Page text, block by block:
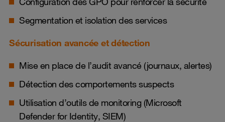
Segmentation et isolation des services
Sécurisation avancée et détection
Mise en place de l’audit avancé (journaux, alertes)
Détection des comportements suspects
Utilisation d’outils de monitoring (Microsoft
Defender for Identity, SIEM)